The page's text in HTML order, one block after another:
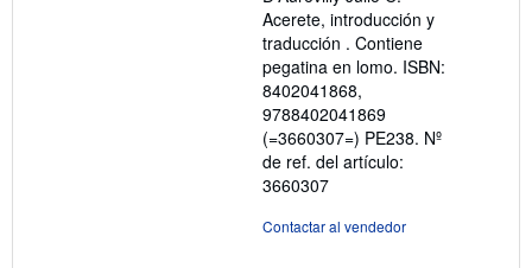
Acerete, introducción y
traducción . Contiene
pegatina en lomo. ISBN:
8402041868,
9788402041869
(=3660307=) PE238. Nº
de ref. del artículo:
3660307
Contactar al vendedor